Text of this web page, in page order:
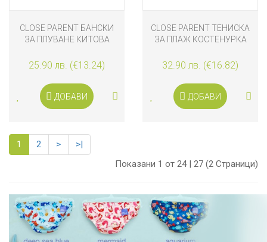
CLOSE PARENT БАНСКИ
ЗА ПЛУВАНЕ КИТОВА
25.90 лв. (€13.24)
ДОБАВИ
CLOSE PARENT ТЕНИСКА
ЗА ПЛАЖ КОСТЕНУРКА
32.90 лв. (€16.82)
ДОБАВИ
1 2 >
>|
Показани 1 от 24 | 27 (2 Страници)